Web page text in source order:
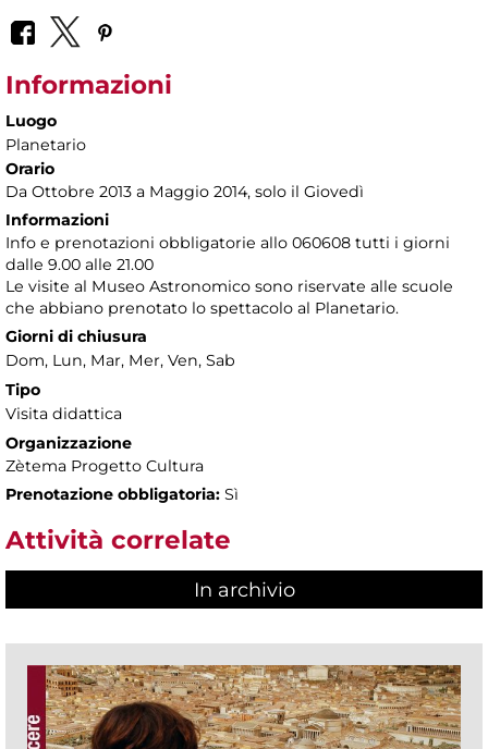
Informazioni
Luogo
Planetario
Orario
Da Ottobre 2013 a Maggio 2014, solo il Giovedì
Informazioni
Info e prenotazioni obbligatorie allo 060608 tutti i giorni
dalle 9.00 alle 21.00
Le visite al Museo Astronomico sono riservate alle scuole
che abbiano prenotato lo spettacolo al Planetario.
Giorni di chiusura
Dom, Lun, Mar, Mer, Ven, Sab
Tipo
Visita didattica
Organizzazione
Zètema Progetto Cultura
Prenotazione obbligatoria: Sì
Attività correlate
In archivio